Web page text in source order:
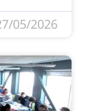
05/2026